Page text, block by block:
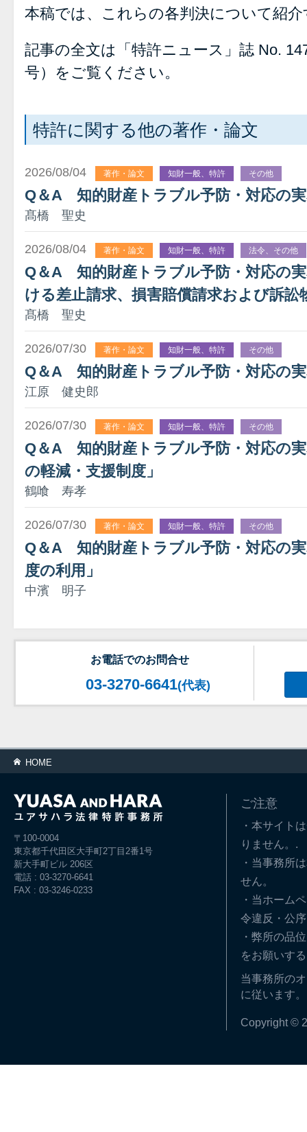
本稿では、これらの各判決について紹介
記事の全文は「特許ニュース」誌 No.
号）をご覧ください。
特許に関する他の著作・論文
2026/08/04 著作・論文 知財一般、特許 その他
Q＆A 知的財産トラブル予防・対応の
髙橋 聖史
2026/08/04 著作・論文 知財一般、特許 法令、その他
Q＆A 知的財産トラブル予防・対応の
ける差止請求、損害賠償請求および訴訟
髙橋 聖史
2026/07/30 著作・論文 知財一般、特許 その他
Q＆A 知的財産トラブル予防・対応の
江原 健史郎
2026/07/30 著作・論文 知財一般、特許 その他
Q＆A 知的財産トラブル予防・対応の
の軽減・支援制度」
鶴喰 寿孝
2026/07/30 著作・論文 知財一般、特許 その他
Q＆A 知的財産トラブル予防・対応の
度の利用」
中濱 明子
お電話でのお問合せ
03-3270-6641(代表)
HOME
〒100-0004
東京都千代田区大手町2丁目2番1号
新大手町ビル 206区
電話 : 03-3270-6641
FAX : 03-3246-0233
ご注意
・本サイト
りません。.
・当事務所
せん。
・当ホーム
令違反・公
・弊所の品
をお願いす
当事務所の
に従います。
Copyright ©